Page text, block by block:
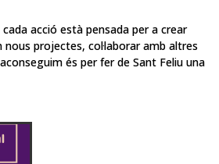
cada acció està pensada per a crear
projectes, col·laborar amb altres
és per fer de Sant Feliu una